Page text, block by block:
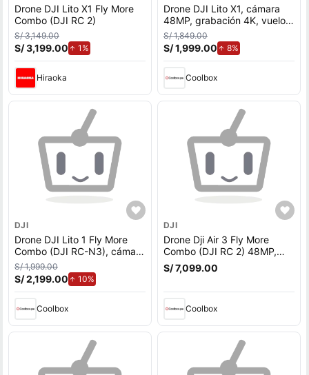
Drone DJI Lito X1 Fly More
Combo (DJI RC 2)
S/ 3,149.00
S/ 3,199.00 1%
Hiraoka
Drone DJI Lito X1, cámara
48MP, grabación 4K, vuelo
hasta 36 min, distancia máx.
de vuelo 15 km
S/ 1,849.00
S/ 1,999.00 8%de aumento.
Coolbox
DJI
Drone DJI Lito 1 Fly More
Combo (DJI RC-N3), cámara
48MP, grabación 4K, vuelo
hasta 36 min, transmisión 20
km
S/ 1,999.00
S/ 2,199.00 10%
Coolbox
DJI
Drone Dji Air 3 Fly More
Combo (DJI RC 2) 48MP,
4K, vuelo 46 min
S/ 7,099.00
Coolbox